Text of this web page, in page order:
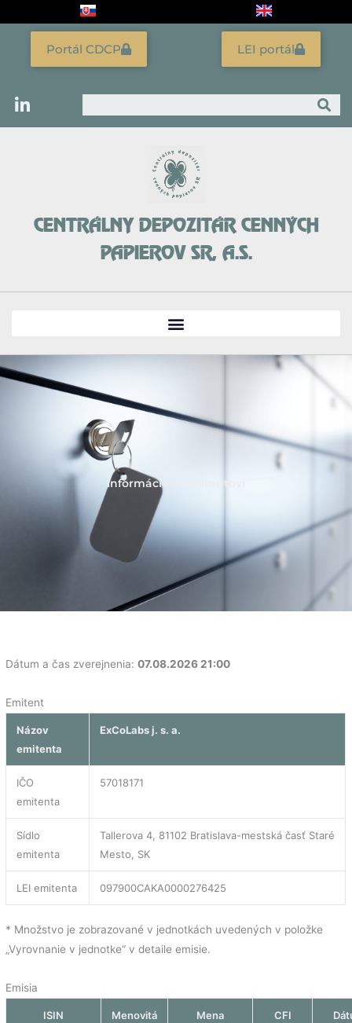
Vyhľadať
LEI portál
Portál CDCP
CENTRÁLNY DEPOZITÁR CENNÝCH
PAPIEROV SR, A.S.
Informácie o emitentovi
Dátum a čas zverejnenia:07.08.2026 21:00
Emitent
Názov
emitenta
ExCoLabs j. s. a.
IČO
emitenta
57018171
Sídlo
emitenta
Tallerova 4, 81102 Bratislava-mestská časť Staré
Mesto, SK
LEI emitenta 097900CAKA0000276425
* Množstvo je zobrazované v jednotkách uvedených v položke
„Vyrovnanie v jednotke“ v detaile emisie.
Emisia
ISIN
Menovitá
Mena
CFI